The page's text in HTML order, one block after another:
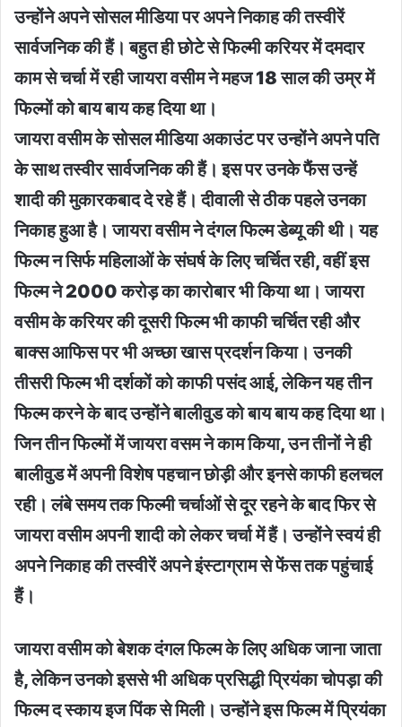
उन्होंने अपने सोसल मीडिया पर अपने निकाह की तस्वीरें
सार्वजनिक की हैं। बहुत ही छोटे से फिल्मी करियर में दमदार
काम से चर्चा में रही जायरा वसीम ने महज 18 साल की उम्र में
फिल्मों को बाय बाय कह दिया था।
जायरा वसीम के सोसल मीडिया अकाउंट पर उन्होंने अपने पति
के साथ तस्वीर सार्वजनिक की हैं। इस पर उनके फैंस उन्हें
शादी की मुकारकबाद दे रहे हैं। दीवाली से ठीक पहले उनका
निकाह हुआ है। जायरा वसीम ने दंगल फिल्म डेब्यू की थी। यह
फिल्म न सिर्फ महिलाओं के संघर्ष के लिए चर्चित रही, वहीं इस
फिल्म ने 2000 करोड़ का कारोबार भी किया था। जायरा
वसीम के करियर की दूसरी फिल्म भी काफी चर्चित रही और
बाक्स आफिस पर भी अच्छा खास प्रदर्शन किया। उनकी
तीसरी फिल्म भी दर्शकों को काफी पसंद आई, लेकिन यह तीन
फिल्म करने के बाद उन्होंने बालीवुड को बाय बाय कह दिया था।
जिन तीन फिल्मों में जायरा वसम ने काम किया, उन तीनों ने ही
बालीवुड में अपनी विशेष पहचान छोड़ी और इनसे काफी हलचल
रही। लंबे समय तक फिल्मी चर्चाओं से दूर रहने के बाद फिर से
जायरा वसीम अपनी शादी को लेकर चर्चा में हैं। उन्होंने स्वयं ही
अपने निकाह की तस्वीरें अपने इंस्टाग्राम से फेंस तक पहुंचाई
हैं।
जायरा वसीम को बेशक दंगल फिल्म के लिए अधिक जाना जाता
है, लेकिन उनको इससे भी अधिक प्रसिद्धी प्रियंका चोपड़ा की
फिल्म द स्काय इज पिंक से मिली। उन्होंने इस फिल्म में प्रियंका